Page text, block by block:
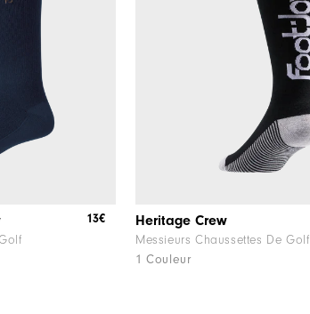
13€ Heritage Crew
Messieurs Chaussettes De Golf
1 Couleur